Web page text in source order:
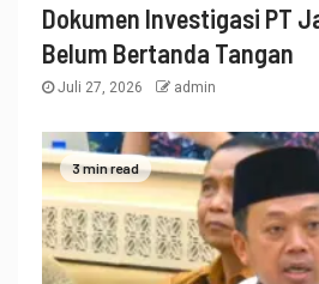
Dokumen Investigasi PT
Belum Bertanda Tangan
Juli 27, 2026 admin
3 min read